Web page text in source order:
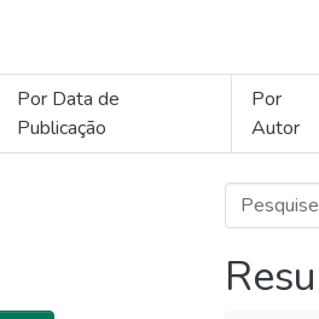
Por Data de
Publicação
Por
Autor